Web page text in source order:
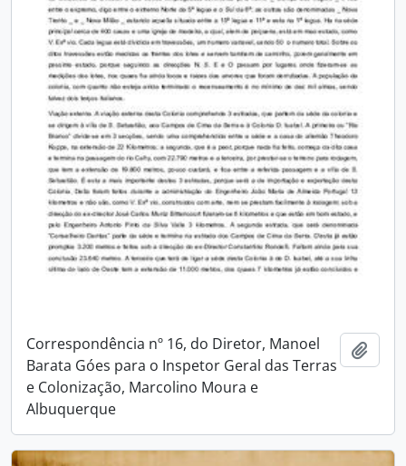
Correspondência nº 16, do Diretor, Manoel
Barata Góes para o Inspetor Geral das Terras
e Colonização, Marcolino Moura e
Albuquerque